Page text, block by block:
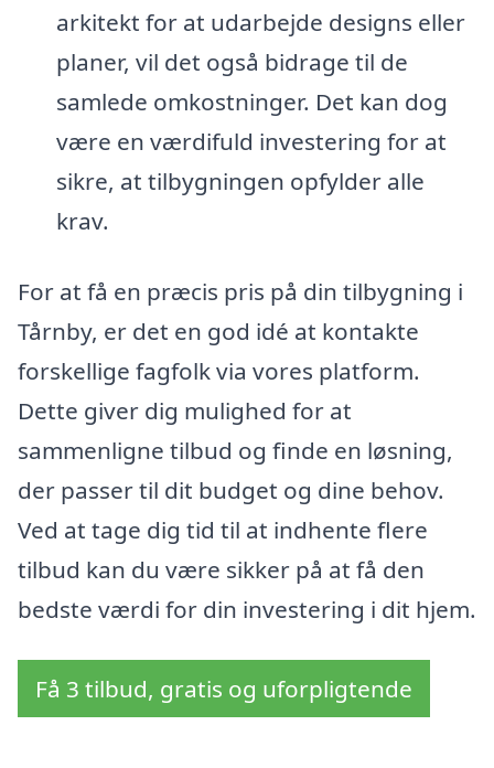
arkitekt for at udarbejde designs eller
planer, vil det også bidrage til de
samlede omkostninger. Det kan dog
være en værdifuld investering for at
sikre, at tilbygningen opfylder alle
krav.
For at få en præcis pris på din tilbygning i
Tårnby, er det en god idé at kontakte
forskellige fagfolk via vores platform.
Dette giver dig mulighed for at
sammenligne tilbud og finde en løsning,
der passer til dit budget og dine behov.
Ved at tage dig tid til at indhente flere
tilbud kan du være sikker på at få den
bedste værdi for din investering i dit hjem.
Få 3 tilbud, gratis og uforpligtende